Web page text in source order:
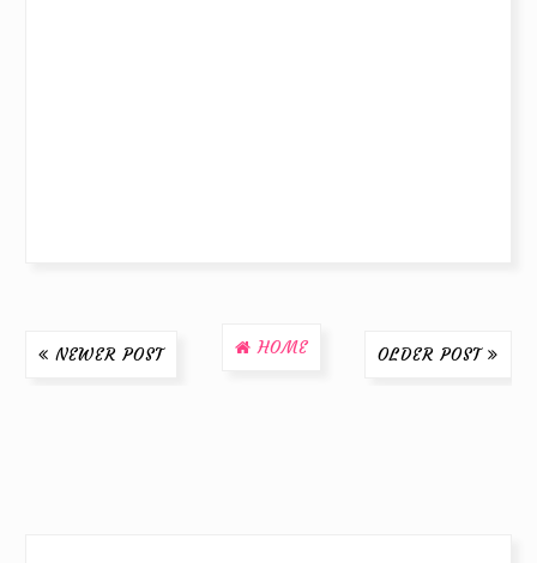
NEWER POST OLDER POST
HOME